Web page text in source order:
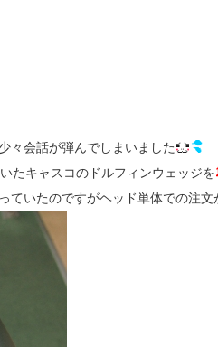
々会話が弾んでしまいました
たキャスコのドルフィンウェッジを
ていたのですがヘッド単体での注文